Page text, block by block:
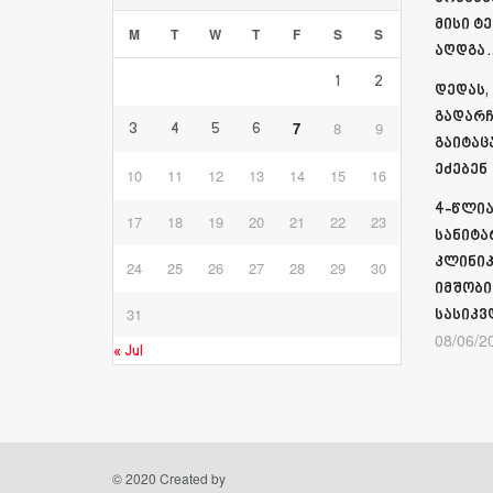
M T W T F S S
1 2
3 4 5 6 7 8 9
10 11 12 13 14 15 16
17 18 19 20 21 22 23
24 25 26 27 28 29 30
31
« Jul
მისი
ეძებენ
4-
08/06/
© 2020 Created by